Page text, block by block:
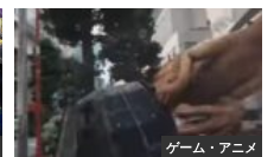
ゲーム・アニメ